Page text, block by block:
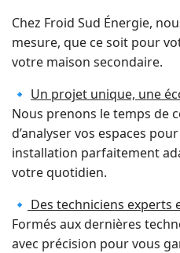
Chez Froid Sud Énergie,
mesure, que ce soit pour
votre maison secondaire.
🔹 Un projet unique, une
Nous prenons le temps de
d’analyser vos espaces
installation parfaitement
votre quotidien.
🔹 Des techniciens experts
Formés aux dernières
avec précision pour vous